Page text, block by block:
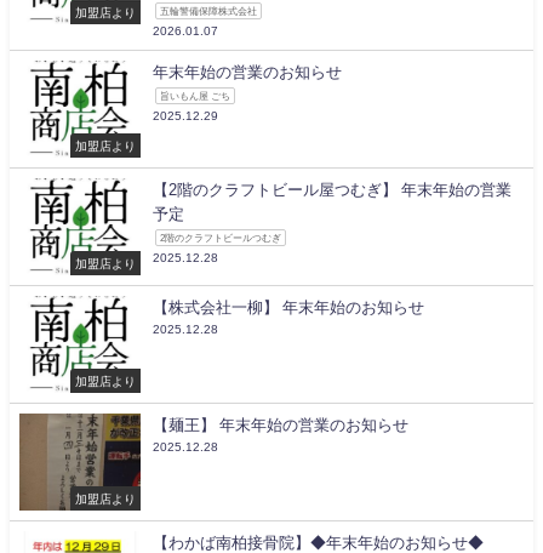
加盟店より 五輪警備保障株式会社
2026.01.07
加盟店より
年末年始の営業のお知らせ
旨いもん屋 ごち
2025.12.29
加盟店より
【2階のクラフトビール屋つむぎ】 年末年始の営業
予定
2階のクラフトビールつむぎ
2025.12.28
加盟店より
【株式会社一柳】 年末年始のお知らせ
2025.12.28
加盟店より
【麺王】 年末年始の営業のお知らせ
2025.12.28
【わかば南柏接骨院】◆年末年始のお知らせ◆